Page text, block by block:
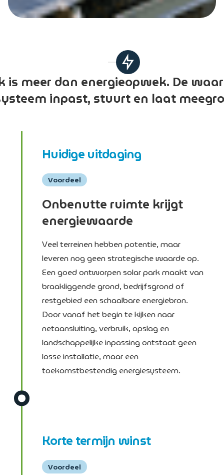
Grootschalige zonneparken die duurzame energie
produceren en bijdragen aan een
toekomstbestendige energievoorziening.
is meer dan energieopwek. De
inpast, stuurt en laat
Huidige uitdaging
Voordeel
Onbenutte ruimte krijgt
energiewaarde
Veel terreinen hebben potentie, maar
leveren nog geen strategische waarde op.
Een goed ontworpen solar park maakt van
braakliggende grond, bedrijfsgrond of
restgebied een schaalbare energiebron.
Door vanaf het begin te kijken naar
netaansluiting, verbruik, opslag en
landschappelijke inpassing ontstaat geen
losse installatie, maar een
toekomstbestendig energiesysteem.
Korte termijn winst
Voordeel